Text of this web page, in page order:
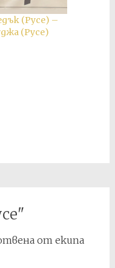
(Русе) –
(Русе)
от екипа